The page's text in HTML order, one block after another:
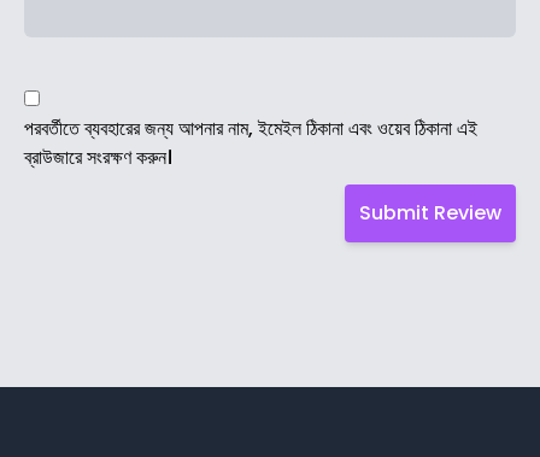
পরবর্তীতে ব্যবহারের জন্য আপনার নাম, ইমেইল ঠিকানা এবং ওয়েব ঠিকানা এই
ব্রাউজারে সংরক্ষণ করুন।